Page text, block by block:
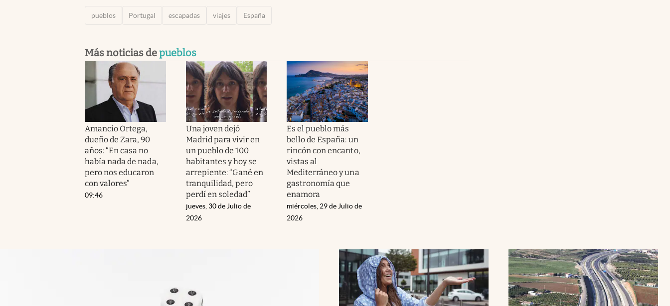
pueblos Portugal escapadas viajes España
Más noticias depueblos
Amancio Ortega,
dueño de Zara, 90
años: “En casa no
había nada de nada,
pero nos educaron
con valores”
09:46
Una joven dejó
Madrid para vivir en
un pueblo de 100
habitantes y hoy se
arrepiente: “Gané en
tranquilidad, pero
perdí en soledad”
jueves, 30 de Julio de
2026
Es el pueblo más
bello de España: un
rincón con encanto,
vistas al
Mediterráneo y una
gastronomía que
enamora
miércoles, 29 de Julio de
2026